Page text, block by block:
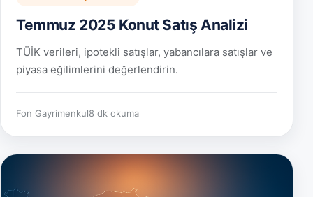
Temmuz 2025 Konut Satış Analizi
TÜİK verileri, ipotekli satışlar, yabancılara satışlar ve
piyasa eğilimlerini değerlendirin.
Fon Gayrimenkul8 dk okuma